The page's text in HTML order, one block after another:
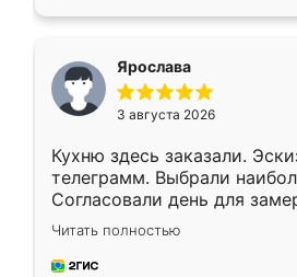
Ярослава
3 августа 2026
Кухню здесь заказали.
телеграмм. Выбрали
Согласовали день для
недели кухня была уже
довольны работой. Спасибо
мебель за качественную
Читать полностью